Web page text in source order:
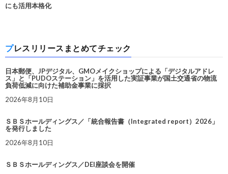
にも活用本格化
プレスリリースまとめてチェック
日本郵便、JPデジタル、GMOメイクショップによる「デジタルアドレ
ス」と「PUDOステーション」を活用した実証事業が国土交通省の物流
負荷低減に向けた補助金事業に採択
2026年8月10日
ＳＢＳホールディングス／「統合報告書（Integrated report）2026」
を発行しました
2026年8月10日
ＳＢＳホールディングス／DEI座談会を開催